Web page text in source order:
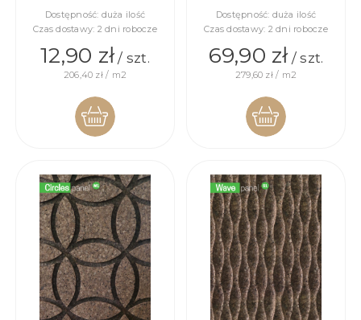
Dostępność: duża ilość
Czas dostawy: 2 dni robocze
12,90 zł/ szt.
206,40 zł / m2
KOSZYKA
Dostępność: duża ilość
Czas dostawy: 2 dni robocze
69,90 zł/ szt.
279,60 zł / m2
KOSZYKA